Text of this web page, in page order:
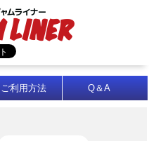
ご利用方法 Q＆A